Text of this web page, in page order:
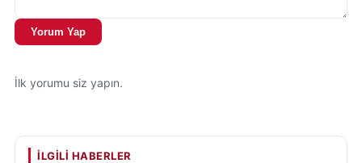
Yorum Yap
İlk yorumu siz yapın.
İLGILI HABERLER